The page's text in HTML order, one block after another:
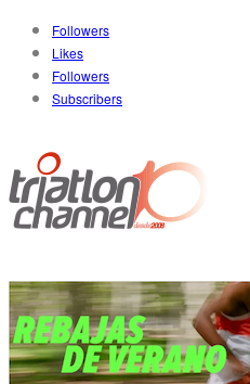
Followers
Likes
Followers
Subscribers